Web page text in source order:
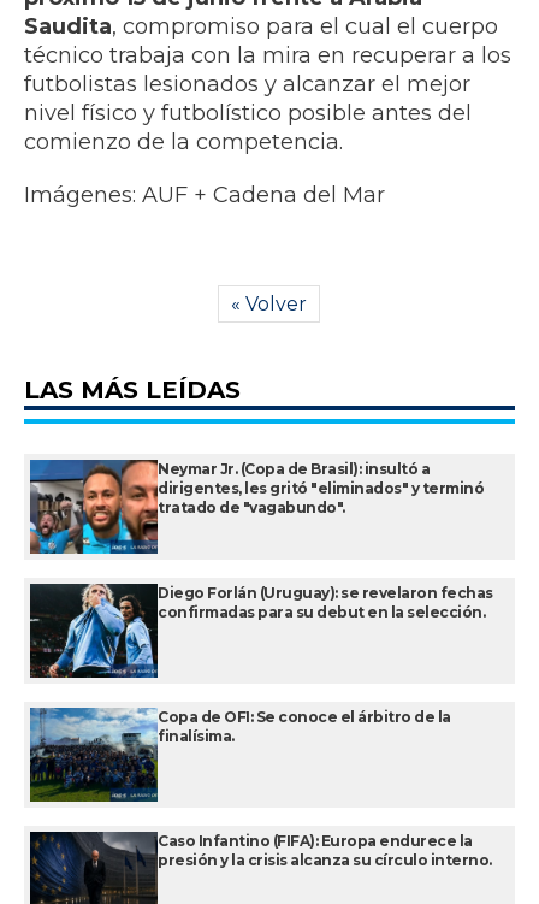
Saudita, compromiso para el cual el cuerpo
técnico trabaja con la mira en recuperar a los
futbolistas lesionados y alcanzar el mejor
nivel físico y futbolístico posible antes del
comienzo de la competencia.
Imágenes: AUF + Cadena del Mar
« Volver
LAS MÁS LEÍDAS
Neymar Jr. (Copa de Brasil): insultó a
dirigentes, les gritó "eliminados" y terminó
tratado de "vagabundo".
Diego Forlán (Uruguay): se revelaron fechas
confirmadas para su debut en la selección.
Copa de OFI: Se conoce el árbitro de la
finalísima.
Caso Infantino (FIFA): Europa endurece la
presión y la crisis alcanza su círculo interno.